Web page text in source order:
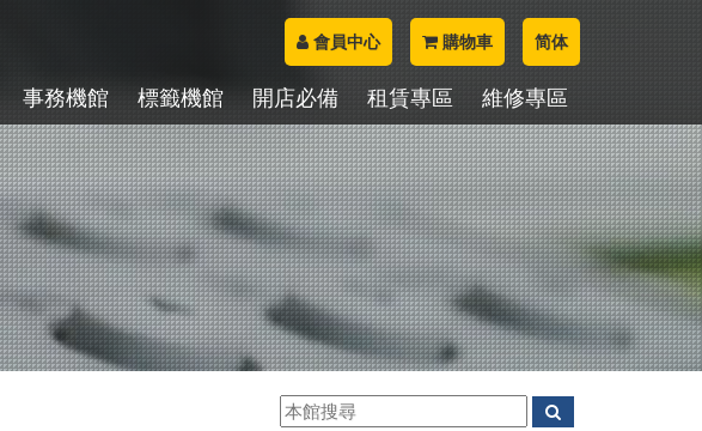
會員中心 購物車 简体
事務機館 標籤機館 開店必備 租賃專區 維修專區